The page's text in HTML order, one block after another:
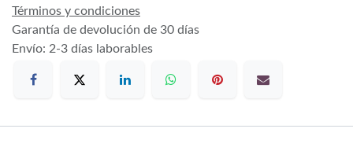
Términos y condiciones
Garantía de devolución de 30 días
Envío: 2-3 días laborables